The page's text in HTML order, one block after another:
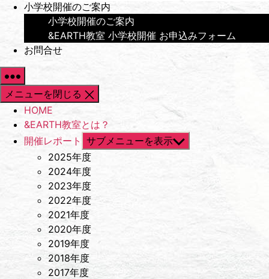
小学校開催のご案内
小学校開催のご案内
&EARTH教室 小学校開催 お申込みフォーム
お問合せ
メニューを閉じる
HOME
&EARTH教室とは？
開催レポート サブメニューを表示
2025年度
2024年度
2023年度
2022年度
2021年度
2020年度
2019年度
2018年度
2017年度